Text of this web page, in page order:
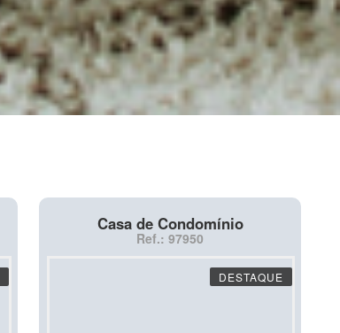
Casa de Condomínio
Ref.: 97950
DESTAQUE